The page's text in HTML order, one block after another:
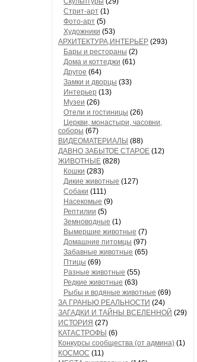
Стрит-арт (1)
Фото-арт (5)
Художники (53)
АРХИТЕКТУРА,ИНТЕРЬЕР (293)
Бары и рестораны (2)
Дома и коттеджи (61)
Другое (64)
Замки и дворцы (33)
Интерьер (13)
Музеи (26)
Отели и гостиницы (26)
Церкви, монастыри, часовни,
соборы (67)
ВИДЕОМАТЕРИАЛЫ (88)
ДАВНО ЗАБЫТОЕ СТАРОЕ (12)
ЖИВОТНЫЕ (828)
Кошки (283)
Дикие животные (127)
Собаки (111)
Насекомые (9)
Рептилии (5)
Земноводные (1)
Вымершие животные (7)
Домашние питомцы (97)
Забавные животные (65)
Птицы (69)
Разные животные (55)
Редкие животные (63)
Рыбы и водяные животные (69)
ЗА ГРАНЬЮ РЕАЛЬНОСТИ (24)
ЗАГАДКИ И ТАЙНЫ ВСЕЛЕННОЙ (29)
ИСТОРИЯ (27)
КАТАСТРОФЫ (6)
Конкурсы сообщества (от админа) (1)
КОСМОС (11)